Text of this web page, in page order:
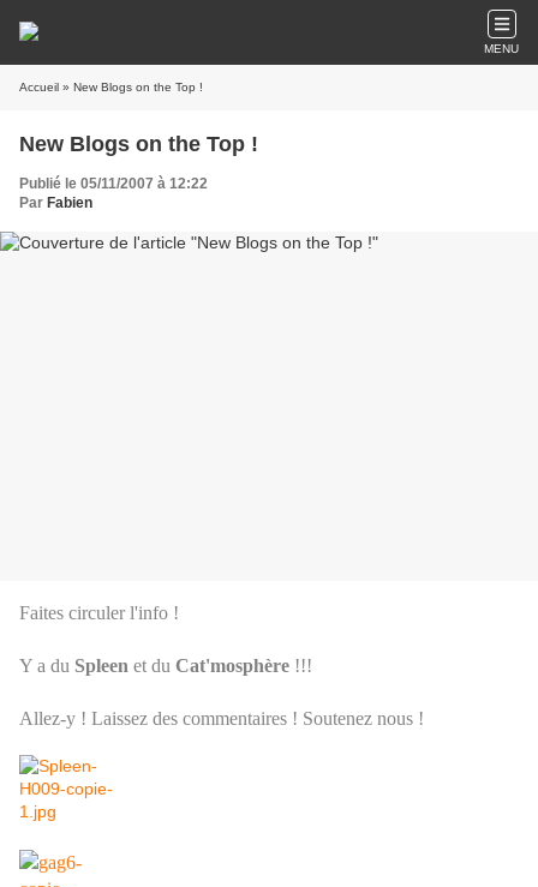
MENU
Accueil » New Blogs on the Top !
New Blogs on the Top !
Publié le 05/11/2007 à 12:22
Par Fabien
Faites circuler l'info !
Y a du Spleen et du Cat'mosphère !!!
Allez-y ! Laissez des commentaires ! Soutenez nous !